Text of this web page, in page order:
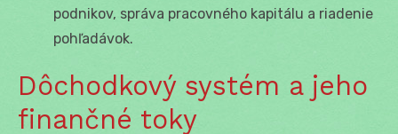
podnikov, správa pracovného kapitálu a riadenie
pohľadávok.
Dôchodkový systém a jeho
finančné toky